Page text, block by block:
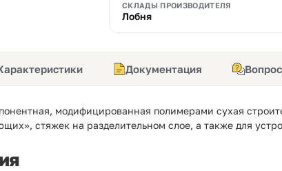
СКЛАДЫ ПРОИЗВОДИТЕЛЯ
Лобня
Документация
модифицированная полимерами сухая
стяжек на разделительном слое, а также для